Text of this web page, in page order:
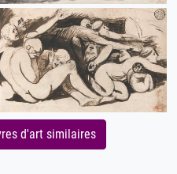
d'art similaires